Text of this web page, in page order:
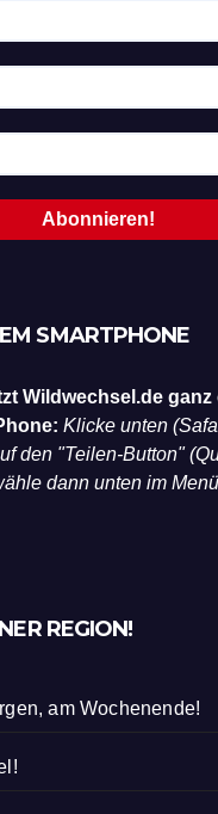
SMARTPHONE
Wildwechsel.de
Klicke unten
den "Teilen-Button"
dann unten im
REGION!
am Wochenende!